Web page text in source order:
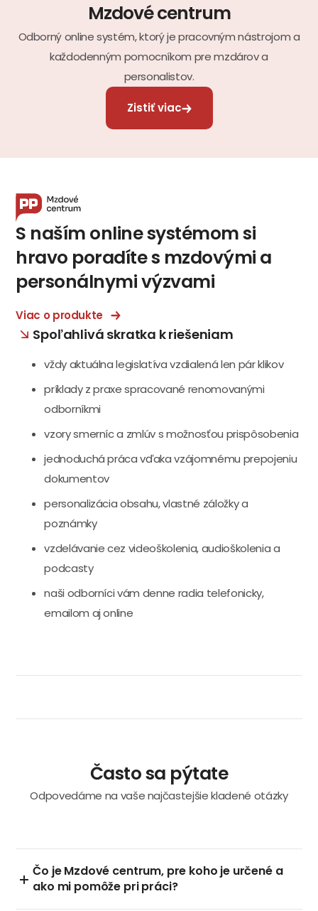
Mzdové centrum
Odborný online systém, ktorý je pracovným nástrojom a
každodenným pomocníkom pre mzdárov a
personalistov.
Zistiť viac
S naším online systémom si
hravo poradíte s mzdovými a
personálnymi výzvami
Viac o produkte
Spoľahlivá skratka k riešeniam
vždy aktuálna legislatíva vzdialená len pár klikov
príklady z praxe spracované renomovanými
odborníkmi
vzory smerníc a zmlúv s možnosťou prispôsobenia
jednoduchá práca vďaka vzájomnému prepojeniu
dokumentov
personalizácia obsahu, vlastné záložky a
poznámky
vzdelávanie cez videoškolenia, audioškolenia a
podcasty
naši odborníci vám denne radia telefonicky,
emailom aj online
Často sa pýtate
Odpovedáme na vaše najčastejšie kladené otázky
Čo je Mzdové centrum, pre koho je určené a
ako mi pomôže pri práci?